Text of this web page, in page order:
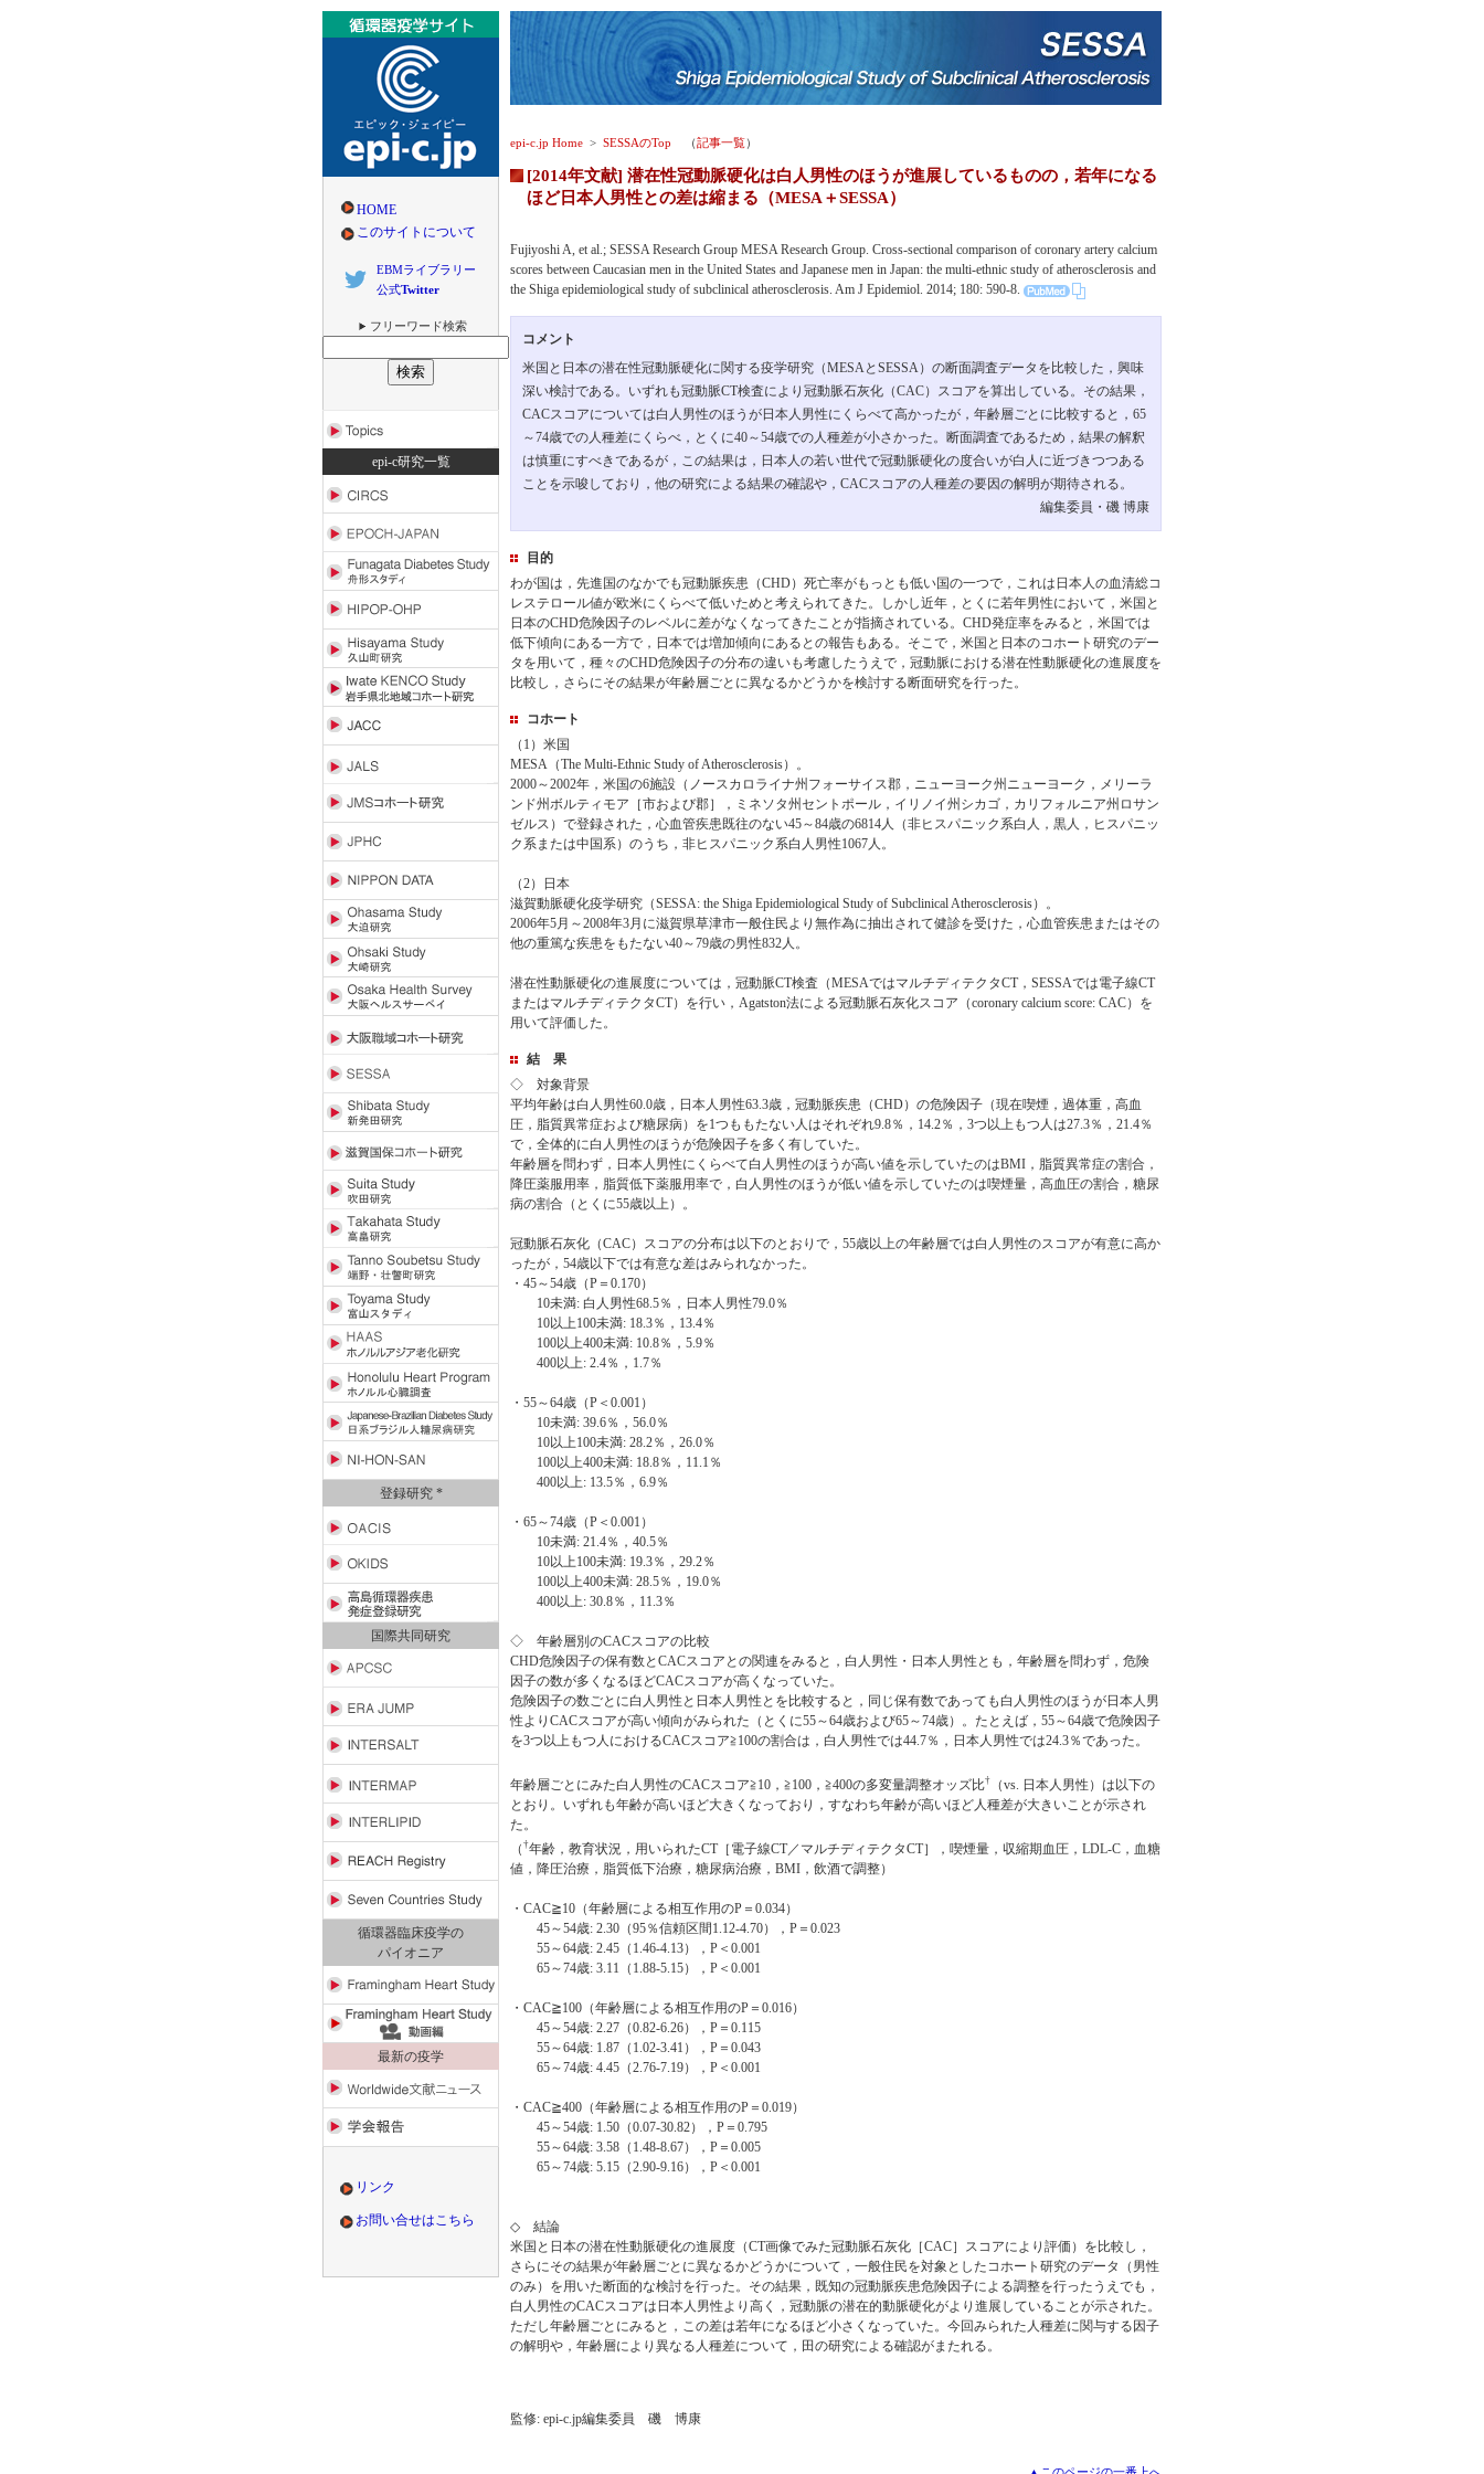
HOME
このサイトについて
EBMライブラリー
公式Twitter
フリーワード検索
epi-c研究一覧
登録研究 *
国際共同研究
循環器臨床疫学の
パイオニア
最新の疫学
リンク
お問い合せはこちら
epi-c.jp Home > SESSAのTop （記事一覧）
[2014年文献] 潜在性冠動脈硬化は白人男性のほうが進展しているものの，若年になる
ほど日本人男性との差は縮まる（MESA＋SESSA）
Fujiyoshi A, et al.; SESSA Research Group MESA Research Group. Cross-sectional comparison of coronary artery calcium
scores between Caucasian men in the United States and Japanese men in Japan: the multi-ethnic study of atherosclerosis and
the Shiga epidemiological study of subclinical atherosclerosis. Am J Epidemiol. 2014; 180: 590-8.
コメント
米国と日本の潜在性冠動脈硬化に関する疫学研究（MESAとSESSA）の断面調査データを比較した，興味
深い検討である。いずれも冠動脈CT検査により冠動脈石灰化（CAC）スコアを算出している。その結果，
CACスコアについては白人男性のほうが日本人男性にくらべて高かったが，年齢層ごとに比較すると，65
～74歳での人種差にくらべ，とくに40～54歳での人種差が小さかった。断面調査であるため，結果の解釈
は慎重にすべきであるが，この結果は，日本人の若い世代で冠動脈硬化の度合いが白人に近づきつつある
ことを示唆しており，他の研究による結果の確認や，CACスコアの人種差の要因の解明が期待される。
編集委員・磯 博康
目的
わが国は，先進国のなかでも冠動脈疾患（CHD）死亡率がもっとも低い国の一つで，これは日本人の血清総コ
レステロール値が欧米にくらべて低いためと考えられてきた。しかし近年，とくに若年男性において，米国と
日本のCHD危険因子のレベルに差がなくなってきたことが指摘されている。CHD発症率をみると，米国では
低下傾向にある一方で，日本では増加傾向にあるとの報告もある。そこで，米国と日本のコホート研究のデー
タを用いて，種々のCHD危険因子の分布の違いも考慮したうえで，冠動脈における潜在性動脈硬化の進展度を
比較し，さらにその結果が年齢層ごとに異なるかどうかを検討する断面研究を行った。
コホート
（1）米国
MESA（The Multi-Ethnic Study of Atherosclerosis）。
2000～2002年，米国の6施設（ノースカロライナ州フォーサイス郡，ニューヨーク州ニューヨーク，メリーラ
ンド州ボルティモア［市および郡］，ミネソタ州セントポール，イリノイ州シカゴ，カリフォルニア州ロサン
ゼルス）で登録された，心血管疾患既往のない45～84歳の6814人（非ヒスパニック系白人，黒人，ヒスパニッ
ク系または中国系）のうち，非ヒスパニック系白人男性1067人。
（2）日本
滋賀動脈硬化疫学研究（SESSA: the Shiga Epidemiological Study of Subclinical Atherosclerosis）。
2006年5月～2008年3月に滋賀県草津市一般住民より無作為に抽出されて健診を受けた，心血管疾患またはその
他の重篤な疾患をもたない40～79歳の男性832人。
潜在性動脈硬化の進展度については，冠動脈CT検査（MESAではマルチディテクタCT，SESSAでは電子線CT
またはマルチディテクタCT）を行い，Agatston法による冠動脈石灰化スコア（coronary calcium score: CAC）を
用いて評価した。
結 果
◇ 対象背景
平均年齢は白人男性60.0歳，日本人男性63.3歳，冠動脈疾患（CHD）の危険因子（現在喫煙，過体重，高血
圧，脂質異常症および糖尿病）を1つももたない人はそれぞれ9.8％，14.2％，3つ以上もつ人は27.3％，21.4％
で，全体的に白人男性のほうが危険因子を多く有していた。
年齢層を問わず，日本人男性にくらべて白人男性のほうが高い値を示していたのはBMI，脂質異常症の割合，
降圧薬服用率，脂質低下薬服用率で，白人男性のほうが低い値を示していたのは喫煙量，高血圧の割合，糖尿
病の割合（とくに55歳以上）。
冠動脈石灰化（CAC）スコアの分布は以下のとおりで，55歳以上の年齢層では白人男性のスコアが有意に高か
ったが，54歳以下では有意な差はみられなかった。
・45～54歳（P＝0.170）
10未満: 白人男性68.5％，日本人男性79.0％
10以上100未満: 18.3％，13.4％
100以上400未満: 10.8％，5.9％
400以上: 2.4％，1.7％
・55～64歳（P＜0.001）
10未満: 39.6％，56.0％
10以上100未満: 28.2％，26.0％
100以上400未満: 18.8％，11.1％
400以上: 13.5％，6.9％
・65～74歳（P＜0.001）
10未満: 21.4％，40.5％
10以上100未満: 19.3％，29.2％
100以上400未満: 28.5％，19.0％
400以上: 30.8％，11.3％
◇ 年齢層別のCACスコアの比較
CHD危険因子の保有数とCACスコアとの関連をみると，白人男性・日本人男性とも，年齢層を問わず，危険
因子の数が多くなるほどCACスコアが高くなっていた。
危険因子の数ごとに白人男性と日本人男性とを比較すると，同じ保有数であっても白人男性のほうが日本人男
性よりCACスコアが高い傾向がみられた（とくに55～64歳および65～74歳）。たとえば，55～64歳で危険因子
を3つ以上もつ人におけるCACスコア≧100の割合は，白人男性では44.7％，日本人男性では24.3％であった。
年齢層ごとにみた白人男性のCACスコア≧10，≧100，≧400の多変量調整オッズ比†
（vs. 日本人男性）は以下の
とおり。いずれも年齢が高いほど大きくなっており，すなわち年齢が高いほど人種差が大きいことが示され
た。
（ †年齢，教育状況，用いられたCT［電子線CT／マルチディテクタCT］，喫煙量，収縮期血圧，LDL-C，血糖
値，降圧治療，脂質低下治療，糖尿病治療，BMI，飲酒で調整）
・CAC≧10（年齢層による相互作用のP＝0.034）
45～54歳: 2.30（95％信頼区間1.12-4.70），P＝0.023
55～64歳: 2.45（1.46-4.13），P＜0.001
65～74歳: 3.11（1.88-5.15），P＜0.001
・CAC≧100（年齢層による相互作用のP＝0.016）
45～54歳: 2.27（0.82-6.26），P＝0.115
55～64歳: 1.87（1.02-3.41），P＝0.043
65～74歳: 4.45（2.76-7.19），P＜0.001
・CAC≧400（年齢層による相互作用のP＝0.019）
45～54歳: 1.50（0.07-30.82），P＝0.795
55～64歳: 3.58（1.48-8.67），P＝0.005
65～74歳: 5.15（2.90-9.16），P＜0.001
◇ 結論
米国と日本の潜在性動脈硬化の進展度（CT画像でみた冠動脈石灰化［CAC］スコアにより評価）を比較し，
さらにその結果が年齢層ごとに異なるかどうかについて，一般住民を対象としたコホート研究のデータ（男性
のみ）を用いた断面的な検討を行った。その結果，既知の冠動脈疾患危険因子による調整を行ったうえでも，
白人男性のCACスコアは日本人男性より高く，冠動脈の潜在的動脈硬化がより進展していることが示された。
ただし年齢層ごとにみると，この差は若年になるほど小さくなっていた。今回みられた人種差に関与する因子
の解明や，年齢層により異なる人種差について，田の研究による確認がまたれる。
監修: epi-c.jp編集委員 磯 博康